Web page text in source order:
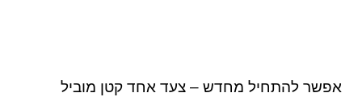
אפשר להתחיל מחדש – צעד אחד קטן מוביל